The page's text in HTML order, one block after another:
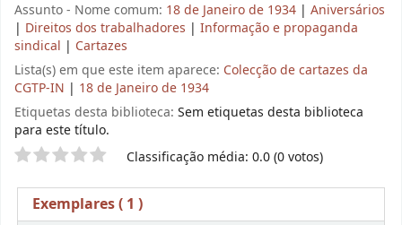
Assunto - Nome comum: 18 de Janeiro de 1934 | Aniversários
| Direitos dos trabalhadores | Informação e propaganda
sindical | Cartazes
Lista(s) em que este item aparece: Colecção de cartazes da
CGTP-IN | 18 de Janeiro de 1934
Etiquetas desta biblioteca: Sem etiquetas desta biblioteca
para este título.
Pontuação Classificação média: 0.0 (0 votos)
Exemplares( 1 )